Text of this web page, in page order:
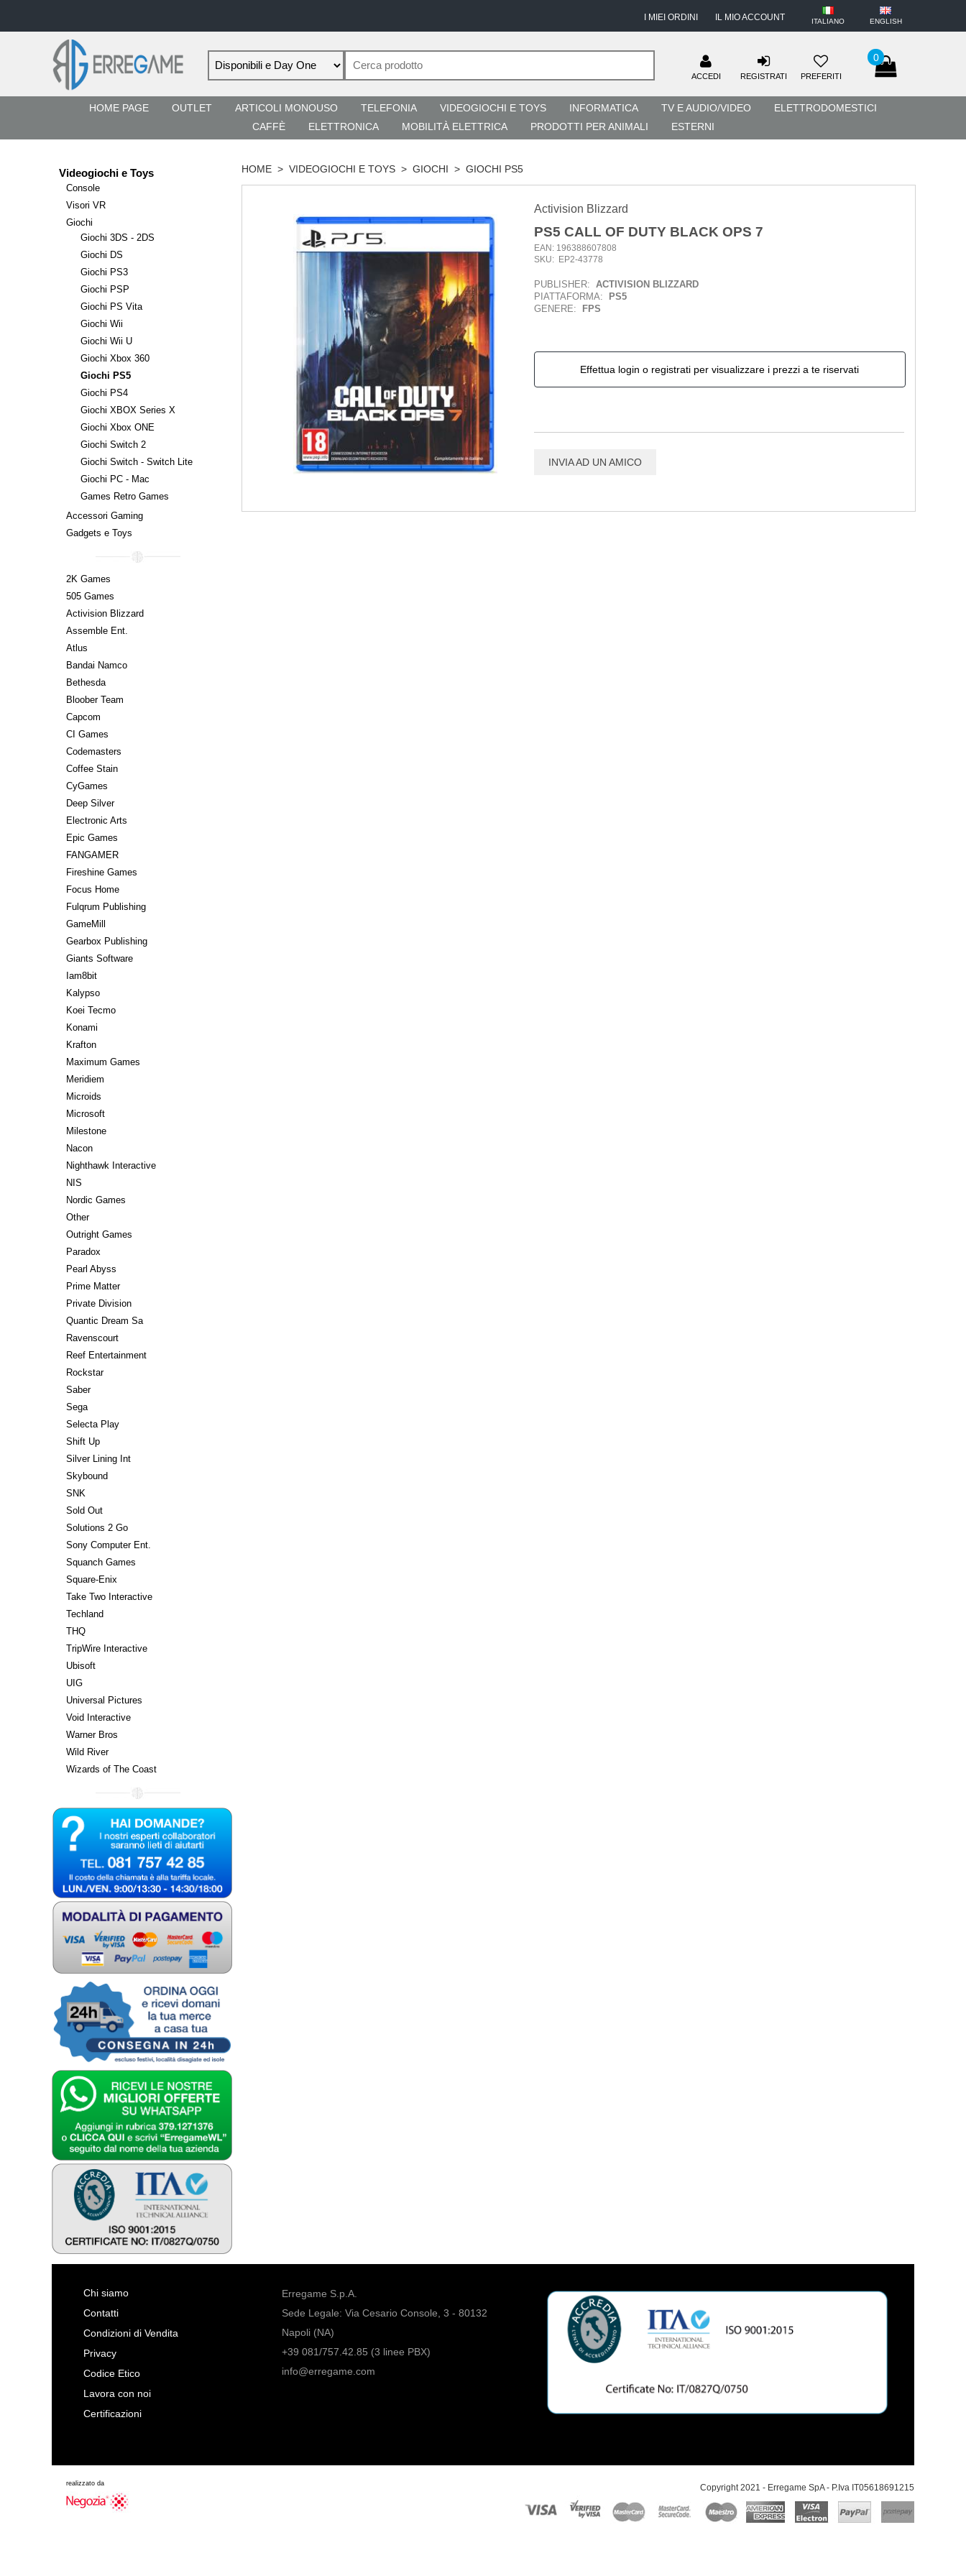
ITALIANO ENGLISH
IL MIO ACCOUNT
I MIEI ORDINI
0
PREFERITI
REGISTRATI
ACCEDI
HOME PAGE OUTLET ARTICOLI MONOUSO TELEFONIA VIDEOGIOCHI E TOYS INFORMATICA TV E AUDIO/VIDEO
ELETTRODOMESTICI
CAFFÈ
ELETTRONICA MOBILITÀ ELETTRICA PRODOTTI PER ANIMALI ESTERNI
Videogiochi e Toys
Console
Visori VR
Giochi
Giochi 3DS - 2DS
Giochi DS
Giochi PS3
Giochi PSP
Giochi PS Vita
Giochi Wii
Giochi Wii U
Giochi Xbox 360
Giochi PS5
Giochi PS4
Giochi XBOX Series X
Giochi Xbox ONE
Giochi Switch 2
Giochi Switch - Switch Lite
Giochi PC - Mac
Games Retro Games
Accessori Gaming
Gadgets e Toys
2K Games
505 Games
Activision Blizzard
Assemble Ent.
Atlus
Bandai Namco
Bethesda
Bloober Team
Capcom
CI Games
Codemasters
Coffee Stain
CyGames
Deep Silver
Electronic Arts
Epic Games
FANGAMER
Fireshine Games
Focus Home
Fulqrum Publishing
GameMill
Gearbox Publishing
Giants Software
Iam8bit
Kalypso
Koei Tecmo
Konami
Krafton
Maximum Games
Meridiem
Microids
Microsoft
Milestone
Nacon
Nighthawk Interactive
NIS
Nordic Games
Other
Outright Games
Paradox
Pearl Abyss
Prime Matter
Private Division
Quantic Dream Sa
Ravenscourt
Reef Entertainment
Rockstar
Saber
Sega
Selecta Play
Shift Up
Silver Lining Int
Skybound
SNK
Sold Out
Solutions 2 Go
Sony Computer Ent.
Squanch Games
Square-Enix
Take Two Interactive
Techland
THQ
TripWire Interactive
Ubisoft
UIG
Universal Pictures
Void Interactive
Warner Bros
Wild River
Wizards of The Coast
HOME > VIDEOGIOCHI E TOYS > GIOCHI > GIOCHI PS5
Activision Blizzard
PS5 CALL OF DUTY BLACK OPS 7
EAN: 196388607808
SKU: EP2-43778
PUBLISHER: ACTIVISION BLIZZARD
PIATTAFORMA:
PS5
GENERE:
FPS
Effettua login o registrati per visualizzare i prezzi a te riservati
INVIA AD UN AMICO
Chi siamo
Contatti
Condizioni di Vendita
Privacy
Codice Etico
Lavora con noi
Certificazioni
Erregame S.p.A.
Sede Legale: Via Cesario Console, 3 - 80132
Napoli (NA)
+39 081/757.42.85 (3 linee PBX)
info@erregame.com
realizzato da Copyright 2021 - Erregame SpA - P.Iva IT05618691215